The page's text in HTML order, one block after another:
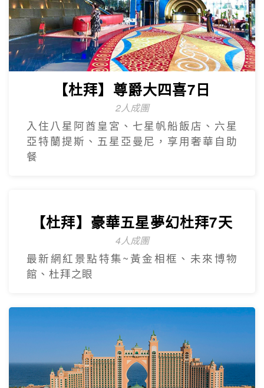
【杜拜】尊爵大四喜7日
2人成團
入住八星阿酋皇宮、七星帆船飯店、六星
亞特蘭提斯、五星亞曼尼，享用奢華自助
餐
【杜拜】豪華五星夢幻杜拜7天
4人成團
最新網紅景點特集~黃金相框、未來博物
館、杜拜之眼